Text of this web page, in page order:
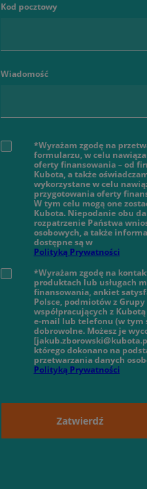
Kod pocztowy
Wiadomość
*Wyrażam zgodę na
formularzu, w celu
oferty finansowania – od
Kubota, a także
wykorzystane w celu
przygotowania oferty
W tym celu mogą one
Kubota. Niepodanie obu
rozpatrzenie Państwa
osobowych, a także
dostępne są w
Polityką Prywatności
*Wyrażam zgodę na
produktach lub usługach
finansowania, ankiet
Polsce, podmiotów z
współpracujących z
e-mail lub telefonu (w tym
dobrowolne. Możesz je
którego dokonano na
przetwarzania danych
Polityką Prywatności
Zatwierdź